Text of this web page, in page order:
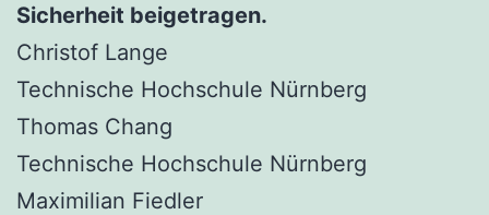
Sicherheit beigetragen.
Christof Lange
Technische Hochschule Nürnberg
Thomas Chang
Technische Hochschule Nürnberg
Maximilian Fiedler